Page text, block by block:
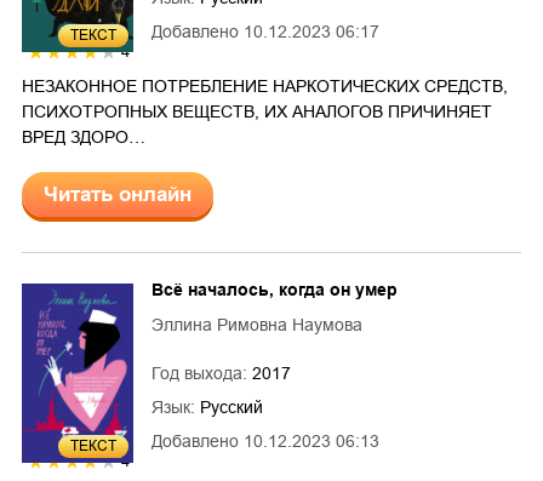
ТЕКСТ
4
Добавлено 10.12.2023 06:17
НЕЗАКОННОЕ ПОТРЕБЛЕНИЕ НАРКОТИЧЕСКИХ СРЕДСТВ,
ПСИХОТРОПНЫХ ВЕЩЕСТВ, ИХ АНАЛОГОВ ПРИЧИНЯЕТ
ВРЕД ЗДОРО…
Читать онлайн
ТЕКСТ
4
Добавлено 10.12.2023 06:13
Всё началось, когда он умер
Эллина Римовна Наумова
Год выхода: 2017
Язык: Русский